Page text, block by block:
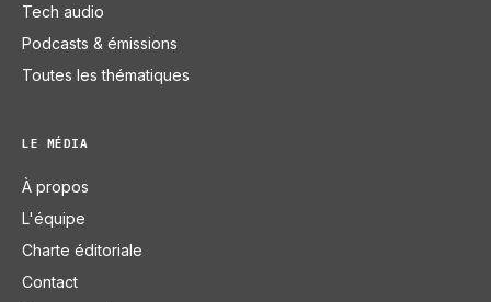
Tech audio
Podcasts & émissions
Toutes les thématiques
LE MÉDIA
À propos
L'équipe
Charte éditoriale
Contact